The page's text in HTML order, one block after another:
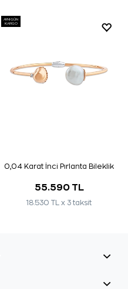
AYNI GÜN
KARGO
0,04 Karat İnci Pırlanta Bileklik
55.590 TL
18.530 TL x 3 taksit